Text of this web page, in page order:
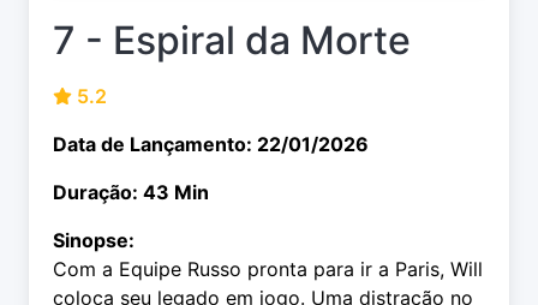
7 - Espiral da Morte
5.2
Data de Lançamento: 22/01/2026
Duração: 43 Min
Sinopse:
Com a Equipe Russo pronta para ir a Paris, Will
coloca seu legado em jogo. Uma distração no